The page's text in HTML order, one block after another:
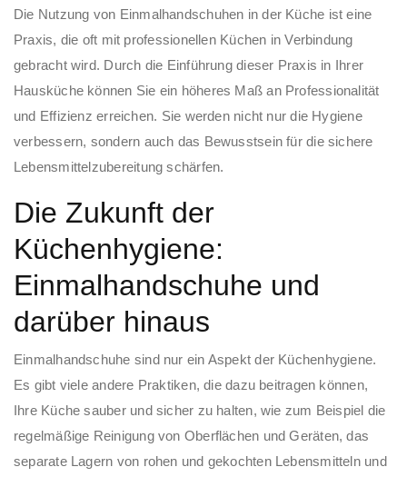
Die Nutzung von Einmalhandschuhen in der Küche ist eine
Praxis, die oft mit professionellen Küchen in Verbindung
gebracht wird. Durch die Einführung dieser Praxis in Ihrer
Hausküche können Sie ein höheres Maß an Professionalität
und Effizienz erreichen. Sie werden nicht nur die Hygiene
verbessern, sondern auch das Bewusstsein für die sichere
Lebensmittelzubereitung schärfen.
Die Zukunft der
Küchenhygiene:
Einmalhandschuhe und
darüber hinaus
Einmalhandschuhe sind nur ein Aspekt der Küchenhygiene.
Es gibt viele andere Praktiken, die dazu beitragen können,
Ihre Küche sauber und sicher zu halten, wie zum Beispiel die
regelmäßige Reinigung von Oberflächen und Geräten, das
separate Lagern von rohen und gekochten Lebensmitteln und